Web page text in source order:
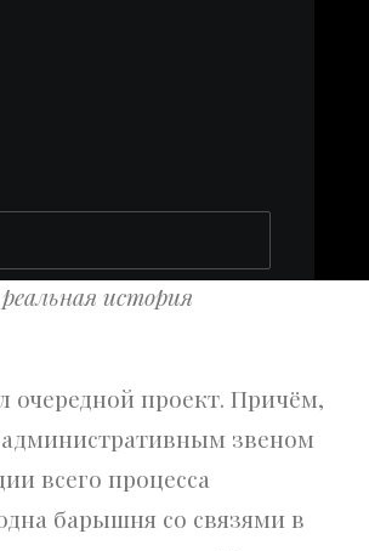
реальная история
очередной проект. Причём,
звеном
всего процесса
барышня со связями в